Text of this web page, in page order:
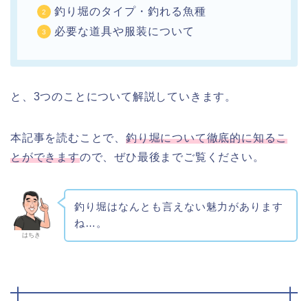
釣り堀のタイプ・釣れる魚種
必要な道具や服装について
と、3つのことについて解説していきます。
本記事を読むことで、 釣り堀について徹底的に知るこ
とができますので、ぜひ最後までご覧ください。
はちき
釣り堀はなんとも言えない魅力があります
ね…。